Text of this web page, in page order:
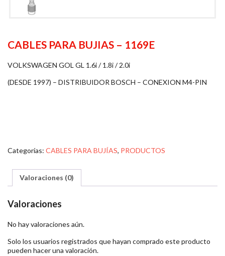
CABLES PARA BUJIAS – 1169E
VOLKSWAGEN GOL GL 1.6i / 1.8i / 2.0i
(DESDE 1997) – DISTRIBUIDOR BOSCH – CONEXION M4-PIN
Categorías: CABLES PARA BUJÍAS, PRODUCTOS
Valoraciones (0)
Valoraciones
No hay valoraciones aún.
Solo los usuarios registrados que hayan comprado este producto
pueden hacer una valoración.